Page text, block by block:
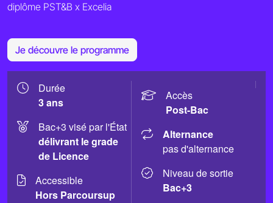
diplôme PST&B x Excelia
Je découvre le programme
Durée
3 ans
Bac+3 visé par l'État
délivrant le grade
de Licence
Accessible
Hors Parcoursup
Accès
Post-Bac
Alternance
pas d'alternance
Niveau de sortie
Bac+3